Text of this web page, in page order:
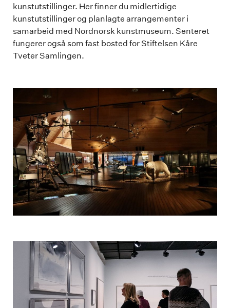
kunstutstillinger. Her finner du midlertidige
kunstutstillinger og planlagte arrangementer i
samarbeid med Nordnorsk kunstmuseum. Senteret
fungerer også som fast bosted for Stiftelsen Kåre
Tveter Samlingen.